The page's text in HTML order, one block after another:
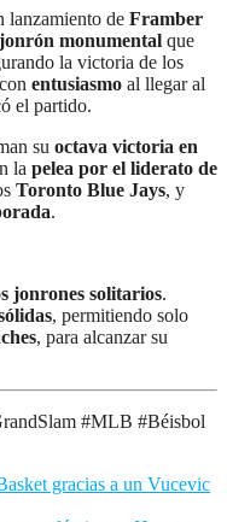
lanzamiento de Framber
jonrón monumental que
la victoria de los
entusiasmo al llegar al
el partido.
su octava victoria en
la pelea por el liderato de
Toronto Blue Jays, y
.
jonrones solitarios.
, permitiendo solo
, para alcanzar su
#MLB #Béisbol
gracias a un Vucevic